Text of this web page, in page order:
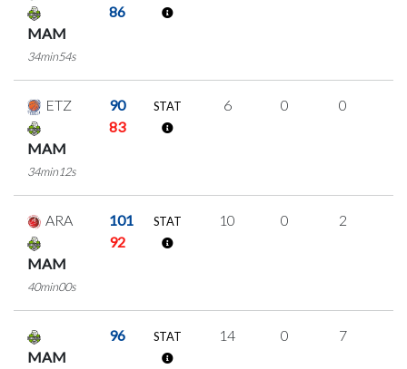
MAM
86
34min54s
ETZ 90
MAM
83
34min12s
STAT 6 0 0
ARA 101
MAM
92
40min00s
STAT 10 0 2
MAM
96 STAT 14 0 7